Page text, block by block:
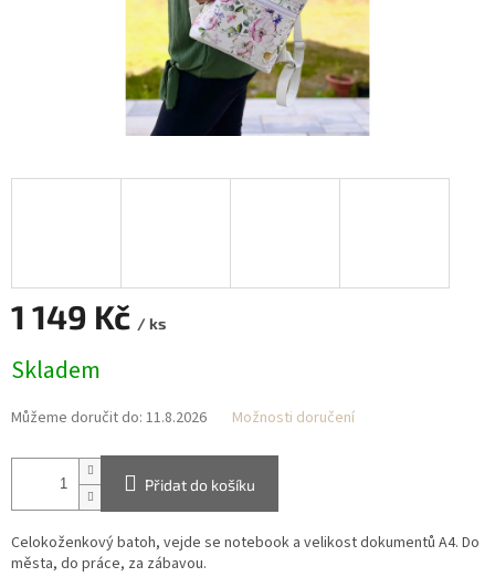
1 149 Kč / ks
cena:
Skladem
Můžeme doručit do: 11.8.2026 Možnosti doručení
Přidat do košíku
Celokoženkový batoh, vejde se notebook a velikost dokumentů A4. Do
města, do práce, za zábavou.